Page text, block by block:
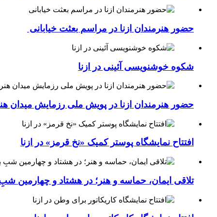
حضور هنرمندان ازنا در مراسم بعثت خیابانی
شکوه خوشنویسی آئینی در ازنا
حضور هنرمندان ازنا در پویش ملی رزمایش میدان
افتتاح نمایشگاه پوستر کمیک «نخ قرمز» در ازنا
تلاقی ایمان، حماسه و هنر؛ در هشتاد و چهارمین شبِ